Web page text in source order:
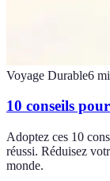
Voyage Durable6
10 conseils
Adoptez ces 10
réussi. Réduisez
monde.